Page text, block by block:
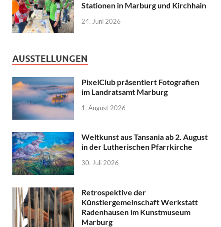
Stationen in Marburg und Kirchhain
24. Juni 2026
AUSSTELLUNGEN
PixelClub präsentiert Fotografien
im Landratsamt Marburg
1. August 2026
Weltkunst aus Tansania ab 2. August
in der Lutherischen Pfarrkirche
30. Juli 2026
Retrospektive der
Künstlergemeinschaft Werkstatt
Radenhausen im Kunstmuseum
Marburg